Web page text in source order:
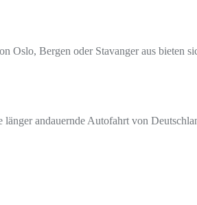
Oslo, Bergen oder Stavanger aus bieten
andauernde Autofahrt von